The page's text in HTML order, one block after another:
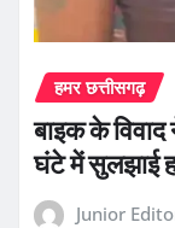
हमर छत्तीसगढ़
बाइक के
घंटे में सुलझाई
Junior